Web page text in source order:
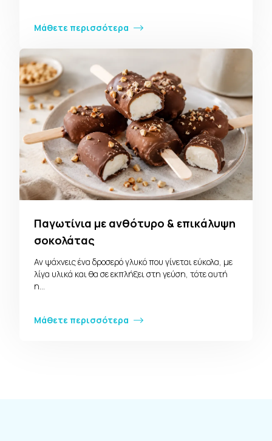
Μάθετε περισσότερα
Παγωτίνια με ανθότυρο & επικάλυψη
σοκολάτας
Αν ψάχνεις ένα δροσερό γλυκό που γίνεται εύκολα, με
λίγα υλικά και θα σε εκπλήξει στη γεύση, τότε αυτή
η…
Μάθετε περισσότερα